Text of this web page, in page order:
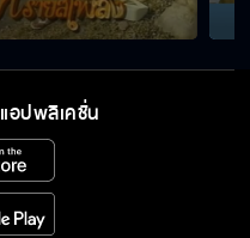
แอปพลิเคชั่น